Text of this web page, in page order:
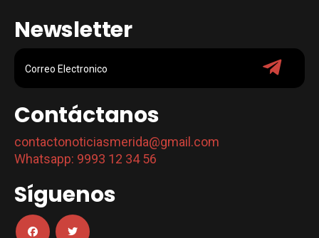
Newsletter
Contáctanos
contactonoticiasmerida@gmail.com
Whatsapp: 9993 12 34 56
Síguenos